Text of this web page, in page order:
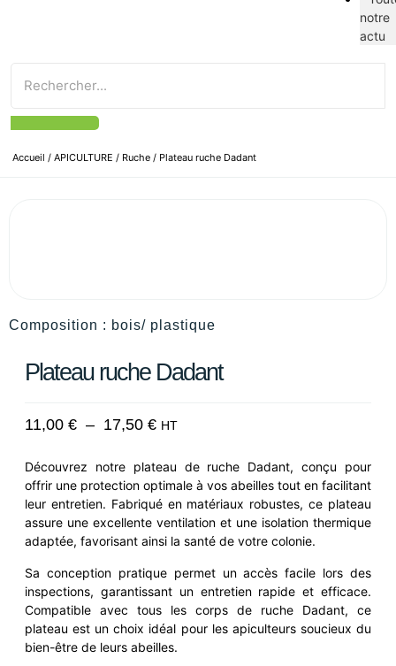
notre
actu
Accueil / APICULTURE / Ruche / Plateau ruche Dadant
Composition : bois/ plastique
Plateau ruche Dadant
11,00 € – 17,50 € HT
Découvrez notre plateau de ruche Dadant, conçu pour
offrir une protection optimale à vos abeilles tout en facilitant
leur entretien. Fabriqué en matériaux robustes, ce plateau
assure une excellente ventilation et une isolation thermique
adaptée, favorisant ainsi la santé de votre colonie.
Sa conception pratique permet un accès facile lors des
inspections, garantissant un entretien rapide et efficace.
Compatible avec tous les corps de ruche Dadant, ce
plateau est un choix idéal pour les apiculteurs soucieux du
bien-être de leurs abeilles.